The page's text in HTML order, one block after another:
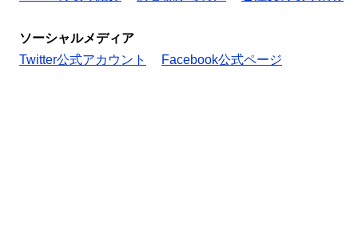
ソーシャルメディア
Twitter公式アカウント
Facebook公式ページ